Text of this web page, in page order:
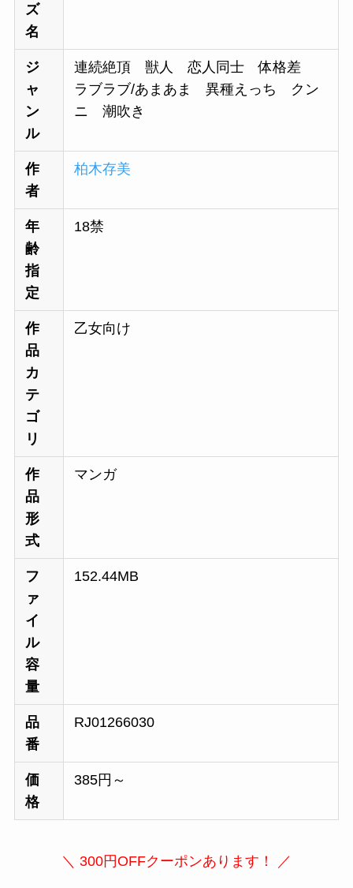
ズ
名
ジ
ャ
ン
ル
連続絶頂 獣人 恋人同士 体格差
ラブラブ/あまあま 異種えっち クン
ニ 潮吹き
作
者
柏木存美
年
齢
指
定
18禁
作
品
カ
テ
ゴ
リ
乙女向け
作
品
形
式
マンガ
フ
ァ
イ
ル
容
量
152.44MB
品
番
RJ01266030
価
格
385円～
＼ 300円OFFクーポンあります！ ／